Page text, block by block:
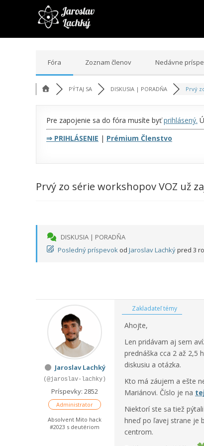
Fóra Zoznam členov Nedávne
PÝTAJ SA DISKUSIA | PORADŇA Prvý
Pre zapojenie sa do fóra musíte byťprihlásený.
⇒ PRIHLÁSENIE | Prémium Členstvo
Prvý zo série workshopov VOZ už
DISKUSIA | PORADŇA
Posledný príspevok od Jaroslav Lachkýpred 3
Jaroslav Lachký
(@jaroslav-lachky)
Príspevky: 2852
Administrator
Absolvent Mito hack
#2023 s deutériom
Zakladateľ témy
Ahojte,
Len pridávam aj sem
prednáška cca 2 až 2,5
diskusiu a otázka.
Kto má záujem a ešte
Mariánovi. Číslo je na
Niektorí ste sa tiež
hneď po ľavej strane je
centrom.